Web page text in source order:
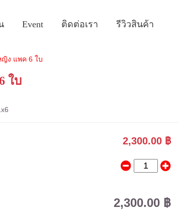
Event ติดต่อเรา รีวิวสินค้า
ญิง แพค 6 ใบ
ใบ
2,300.00 ฿
2,300.00 ฿